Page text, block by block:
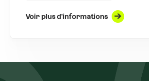
Voir plus d'informations